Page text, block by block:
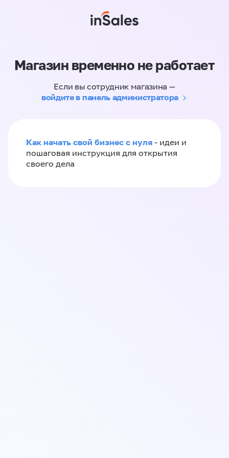
Магазин временно не работает
Если вы сотрудник магазина —
войдите в панель администратора
Как начать свой бизнес с нуля - идеи и
пошаговая инструкция для открытия
своего дела